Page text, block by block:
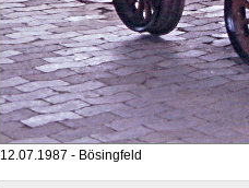
12.07.1987 - Bösingfeld